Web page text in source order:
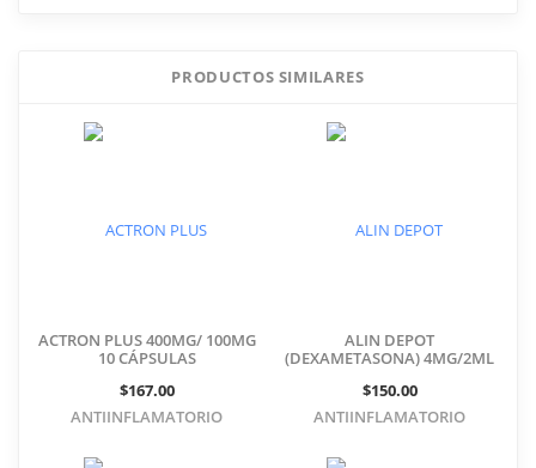
Añade tu comentarioPRODUCTOS SIMILARES
ACTRON PLUS 400MG/ 100MG
10 CÁPSULAS
$167.00
ANTIINFLAMATORIO
ALIN DEPOT
(DEXAMETASONA) 4MG/2ML
$150.00
ANTIINFLAMATORIO